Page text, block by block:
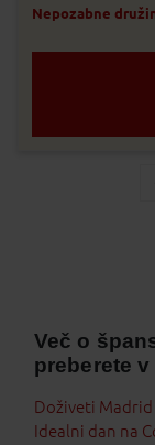
Nepozabne
Več o
preberete
Doživeti
Idealni dan na